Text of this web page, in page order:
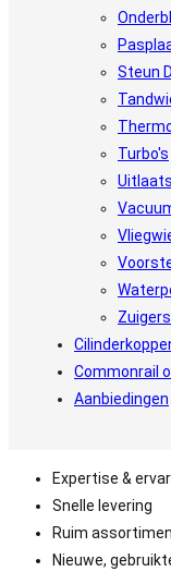
Steun
Turbo's
Zuigers
Commonrail
Aanbiedingen
Expertise &
Snelle levering
Ruim
Nieuwe,